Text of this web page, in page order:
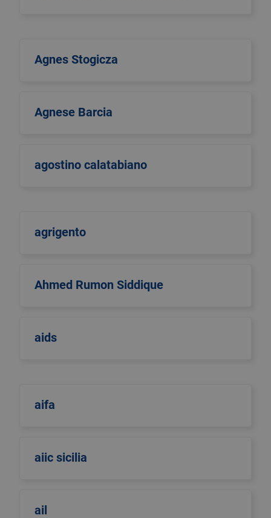
Agnes Stogicza
Agnese Barcia
agostino calatabiano
agrigento
Ahmed Rumon Siddique
aids
aifa
aiic sicilia
ail